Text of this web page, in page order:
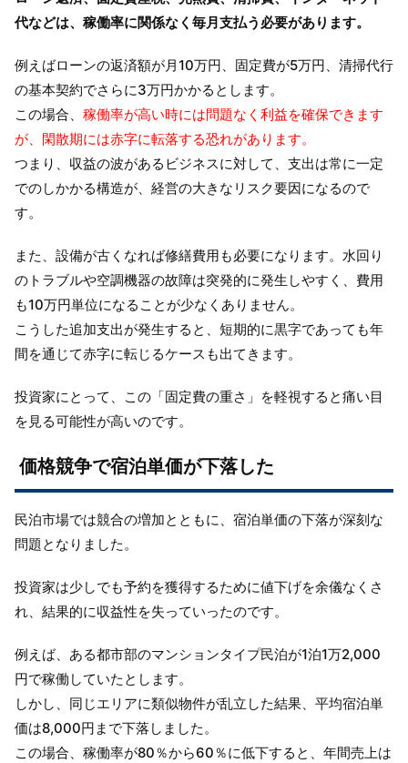
代などは、稼働率に関係なく毎月支払う必要があります。
例えばローンの返済額が月10万円、固定費が5万円、清掃代行
の基本契約でさらに3万円かかるとします。
この場合、 稼働率が高い時には問題なく利益を確保できます
が、閑散期には赤字に転落する恐れがあります。
つまり、収益の波があるビジネスに対して、支出は常に一定
でのしかかる構造が、経営の大きなリスク要因になるので
す。
また、設備が古くなれば修繕費用も必要になります。水回り
のトラブルや空調機器の故障は突発的に発生しやすく、費用
も10万円単位になることが少なくありません。
こうした追加支出が発生すると、短期的に黒字であっても年
間を通じて赤字に転じるケースも出てきます。
投資家にとって、この「固定費の重さ」を軽視すると痛い目
を見る可能性が高いのです。
価格競争で宿泊単価が下落した
民泊市場では競合の増加とともに、宿泊単価の下落が深刻な
問題となりました。
投資家は少しでも予約を獲得するために値下げを余儀なくさ
れ、結果的に収益性を失っていったのです。
例えば、ある都市部のマンションタイプ民泊が1泊1万2,000
円で稼働していたとします。
しかし、同じエリアに類似物件が乱立した結果、平均宿泊単
価は8,000円まで下落しました。
この場合、稼働率が80％から60％に低下すると、年間売上は